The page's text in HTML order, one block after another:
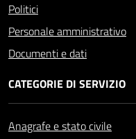
Politici
Personale amministrativo
Documenti e dati
CATEGORIE DI SERVIZIO
Anagrafe e stato civile